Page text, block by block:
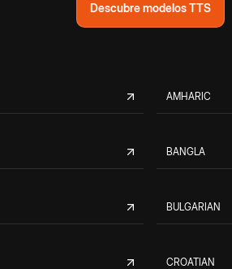
Descubre modelos TTS
AMHARIC
BANGLA
BULGARIAN
CROATIAN